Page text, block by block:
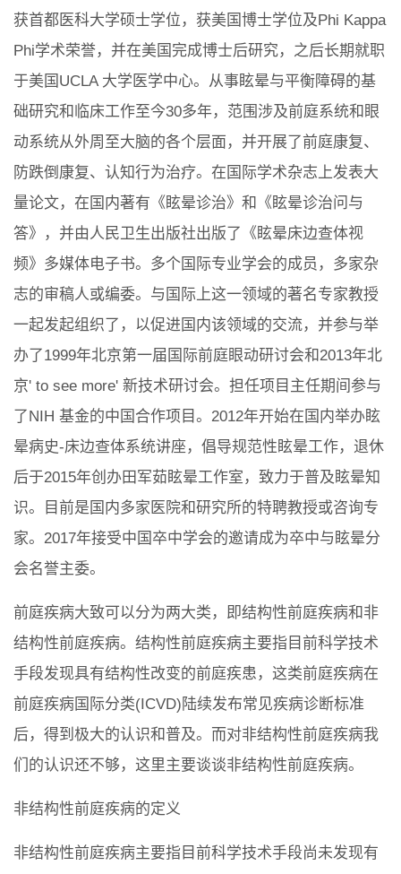
获首都医科大学硕士学位，获美国博士学位及Phi Kappa
Phi学术荣誉，并在美国完成博士后研究，之后长期就职
于美国UCLA 大学医学中心。从事眩晕与平衡障碍的基
础研究和临床工作至今30多年，范围涉及前庭系统和眼
动系统从外周至大脑的各个层面，并开展了前庭康复、
防跌倒康复、认知行为治疗。在国际学术杂志上发表大
量论文，在国内著有《眩晕诊治》和《眩晕诊治问与
答》，并由人民卫生出版社出版了《眩晕床边查体视
频》多媒体电子书。多个国际专业学会的成员，多家杂
志的审稿人或编委。与国际上这一领域的著名专家教授
一起发起组织了，以促进国内该领域的交流，并参与举
办了1999年北京第一届国际前庭眼动研讨会和2013年北
京' to see more' 新技术研讨会。担任项目主任期间参与
了NIH 基金的中国合作项目。2012年开始在国内举办眩
晕病史-床边查体系统讲座，倡导规范性眩晕工作，退休
后于2015年创办田军茹眩晕工作室，致力于普及眩晕知
识。目前是国内多家医院和研究所的特聘教授或咨询专
家。2017年接受中国卒中学会的邀请成为卒中与眩晕分
会名誉主委。
前庭疾病大致可以分为两大类，即结构性前庭疾病和非
结构性前庭疾病。结构性前庭疾病主要指目前科学技术
手段发现具有结构性改变的前庭疾患，这类前庭疾病在
前庭疾病国际分类(ICVD)陆续发布常见疾病诊断标准
后，得到极大的认识和普及。而对非结构性前庭疾病我
们的认识还不够，这里主要谈谈非结构性前庭疾病。
非结构性前庭疾病的定义
非结构性前庭疾病主要指目前科学技术手段尚未发现有